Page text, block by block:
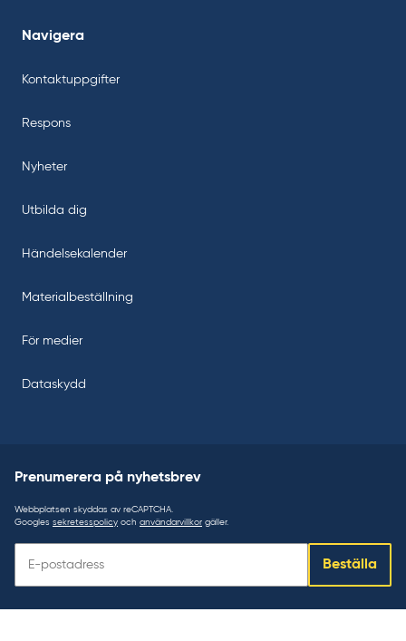
Navigera
Kontaktuppgifter
Respons
Nyheter
Utbilda dig
Händelsekalender
Materialbeställning
För medier
Dataskydd
Prenumerera på nyhetsbrev
Webbplatsen skyddas av reCAPTCHA.
Googles sekretesspolicy och användarvillkor gäller.
Beställa